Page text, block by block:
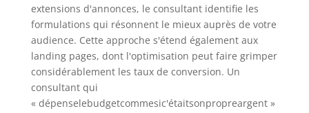
extensions d'annonces, le consultant identifie les
formulations qui résonnent le mieux auprès de votre
audience. Cette approche s'étend également aux
landing pages, dont l'optimisation peut faire grimper
considérablement les taux de conversion. Un
consultant qui
« dépenselebudgetcommesic'étaitsonpropreargent »